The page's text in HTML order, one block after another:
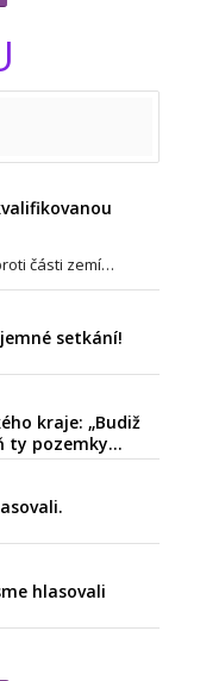
části zemí…
setkání!
kraje: „Budiž
ty pozemky…
hlasovali